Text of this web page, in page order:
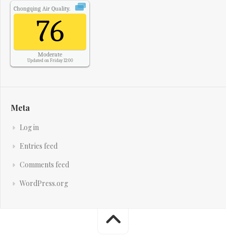
Chongqing Air Quality.
76
Moderate
Updated on Friday 12:00
Meta
Log in
Entries feed
Comments feed
WordPress.org